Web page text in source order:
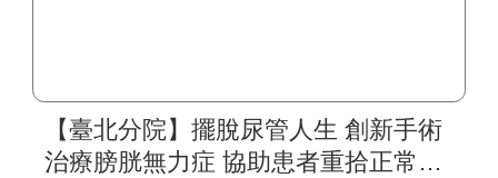
【臺北分院】擺脫尿管人生 創新手術
治療膀胱無力症 協助患者重拾正常生